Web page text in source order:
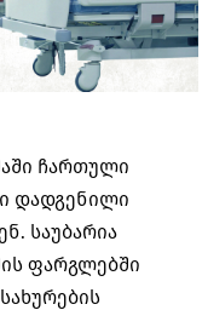
ჩართული
დადგენილი
საუბარია
ფარგლებში